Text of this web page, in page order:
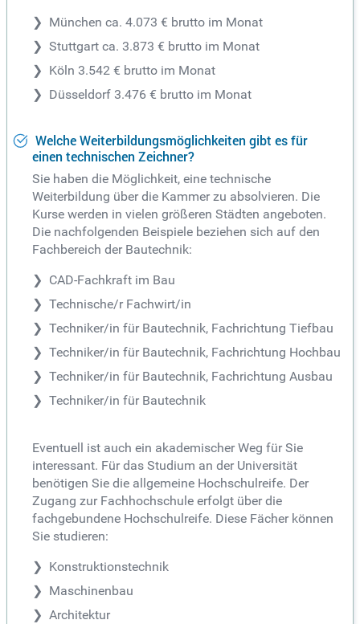
München ca. 4.073 € brutto im Monat
Stuttgart ca. 3.873 € brutto im Monat
Köln 3.542 € brutto im Monat
Düsseldorf 3.476 € brutto im Monat
Welche Weiterbildungsmöglichkeiten gibt es für
einen technischen Zeichner?
Sie haben die Möglichkeit, eine technische
Weiterbildung über die Kammer zu absolvieren. Die
Kurse werden in vielen größeren Städten angeboten.
Die nachfolgenden Beispiele beziehen sich auf den
Fachbereich der Bautechnik:
CAD-Fachkraft im Bau
Technische/r Fachwirt/in
Techniker/in für Bautechnik, Fachrichtung Tiefbau
Techniker/in für Bautechnik, Fachrichtung Hochbau
Techniker/in für Bautechnik, Fachrichtung Ausbau
Techniker/in für Bautechnik
Eventuell ist auch ein akademischer Weg für Sie
interessant. Für das Studium an der Universität
benötigen Sie die allgemeine Hochschulreife. Der
Zugang zur Fachhochschule erfolgt über die
fachgebundene Hochschulreife. Diese Fächer können
Sie studieren:
Konstruktionstechnik
Maschinenbau
Architektur